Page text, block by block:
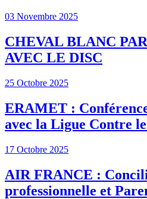
03 Novembre 2025
CHEVAL BLANC
AVEC LE DISC
25 Octobre 2025
ERAMET :
avec la Ligue Contre
17 Octobre 2025
AIR FRANCE :
professionnelle et